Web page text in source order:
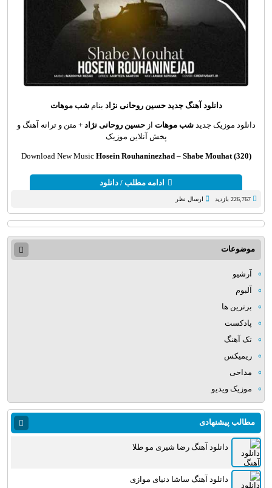
دانلود آهنگ جدید حسین روحانی نژاد بنامشب موهات
دانلود موزیک جدید شب موهات ازحسین روحانی نژاد + متن و ترانه آهنگ و
پخش آنلاین موزیک
Download New Music Hosein Rouhaninezhad– Shabe Mouhat (320)
ادامه مطلب / دانلود
226,767 بازدید ارسال نظر
موضوعات
آرشیو
آلبوم
برترین ها
پادکست
تک آهنگ
ریمیکس
مداحی
موزیک ویدیو
مطالب پیشنهادی
دانلود آهنگ رضا شیری مو طلا
دانلود آهنگ ساشا دنیای موازی